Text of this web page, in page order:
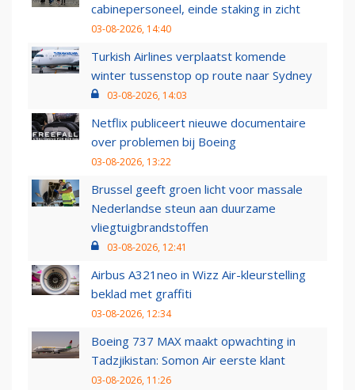
cabinepersoneel, einde staking in zicht
03-08-2026, 14:40
Turkish Airlines verplaatst komende
winter tussenstop op route naar Sydney
03-08-2026, 14:03
Netflix publiceert nieuwe documentaire
over problemen bij Boeing
03-08-2026, 13:22
Brussel geeft groen licht voor massale
Nederlandse steun aan duurzame
vliegtuigbrandstoffen
03-08-2026, 12:41
Airbus A321neo in Wizz Air-kleurstelling
beklad met graffiti
03-08-2026, 12:34
Boeing 737 MAX maakt opwachting in
Tadzjikistan: Somon Air eerste klant
03-08-2026, 11:26